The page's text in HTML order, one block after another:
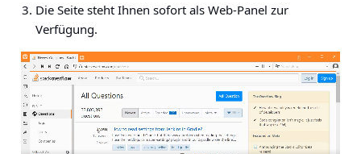
Die Seite steht Ihnen sofort als Web-Panel zur
Verfügung.